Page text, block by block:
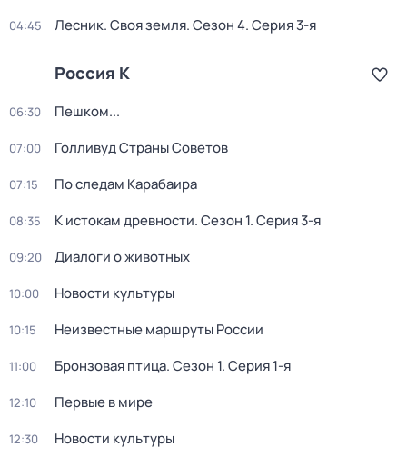
04:45 Лесник. Своя земля. Сезон 4. Серия 3-я
Россия К
06:30 Пешком...
07:00 Голливуд Страны Советов
07:15 По следам Карабаира
08:35 К истокам древности. Сезон 1. Серия 3-я
09:20 Диалоги о животных
10:00 Новости культуры
10:15 Неизвестные маршруты России
11:00 Бронзовая птица. Сезон 1. Серия 1-я
12:10 Первые в мире
12:30 Новости культуры